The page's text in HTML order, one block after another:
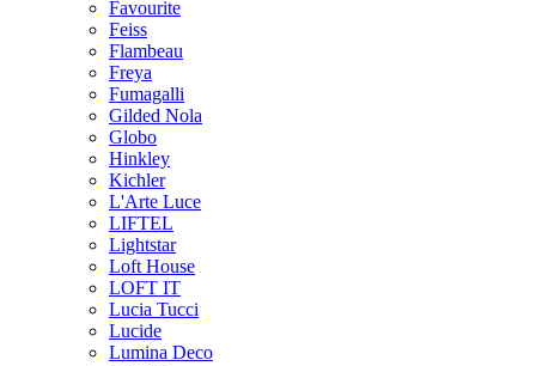
Favourite
Feiss
Flambeau
Freya
Fumagalli
Gilded Nola
Globo
Hinkley
Kichler
L'Arte Luce
LIFTEL
Lightstar
Loft House
LOFT IT
Lucia Tucci
Lucide
Lumina Deco